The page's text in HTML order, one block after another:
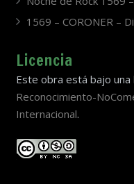
1569 – CORONER –
Licencia
Este obra está bajo una
Reconocimiento-
Internacional.